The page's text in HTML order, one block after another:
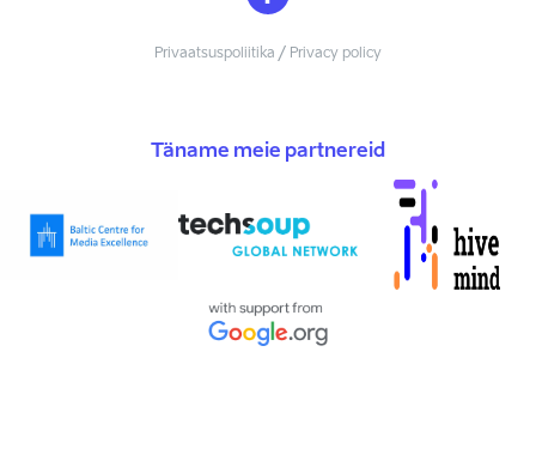
Privaatsuspoliitika / Privacy policy
Täname meie partnereid